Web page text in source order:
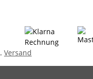
Versand